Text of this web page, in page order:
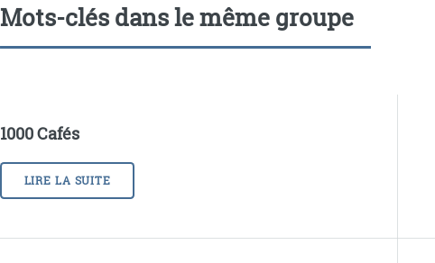
Mots-clés dans le même groupe
1000 Cafés
LIRE LA SUITE